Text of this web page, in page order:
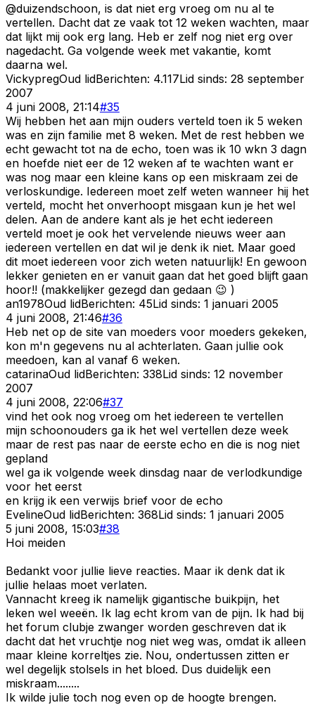
@duizendschoon, is dat niet erg vroeg om nu al te
vertellen. Dacht dat ze vaak tot 12 weken wachten, maar
dat lijkt mij ook erg lang. Heb er zelf nog niet erg over
nagedacht. Ga volgende week met vakantie, komt
daarna wel.
VickypregOud lidBerichten: 4.117Lid sinds: 28 september
2007
4 juni 2008, 21:14#35
Wij hebben het aan mijn ouders verteld toen ik 5 weken
was en zijn familie met 8 weken. Met de rest hebben we
echt gewacht tot na de echo, toen was ik 10 wkn 3 dagn
en hoefde niet eer de 12 weken af te wachten want er
was nog maar een kleine kans op een miskraam zei de
verloskundige. Iedereen moet zelf weten wanneer hij het
verteld, mocht het onverhoopt misgaan kun je het wel
delen. Aan de andere kant als je het echt iedereen
verteld moet je ook het vervelende nieuws weer aan
iedereen vertellen en dat wil je denk ik niet. Maar goed
dit moet iedereen voor zich weten natuurlijk! En gewoon
lekker genieten en er vanuit gaan dat het goed blijft gaan
hoor!! (makkelijker gezegd dan gedaan 😉 )
an1978Oud lidBerichten: 45Lid sinds: 1 januari 2005
4 juni 2008, 21:46#36
Heb net op de site van moeders voor moeders gekeken,
kon m'n gegevens nu al achterlaten. Gaan jullie ook
meedoen, kan al vanaf 6 weken.
catarinaOud lidBerichten: 338Lid sinds: 12 november
2007
4 juni 2008, 22:06#37
vind het ook nog vroeg om het iedereen te vertellen
mijn schoonouders ga ik het wel vertellen deze week
maar de rest pas naar de eerste echo en die is nog niet
gepland
wel ga ik volgende week dinsdag naar de verlodkundige
voor het eerst
en krijg ik een verwijs brief voor de echo
EvelineOud lidBerichten: 368Lid sinds: 1 januari 2005
5 juni 2008, 15:03#38
Hoi meiden
Bedankt voor jullie lieve reacties. Maar ik denk dat ik
jullie helaas moet verlaten.
Vannacht kreeg ik namelijk gigantische buikpijn, het
leken wel weeën. Ik lag echt krom van de pijn. Ik had bij
het forum clubje zwanger worden geschreven dat ik
dacht dat het vruchtje nog niet weg was, omdat ik alleen
maar kleine korreltjes zie. Nou, ondertussen zitten er
wel degelijk stolsels in het bloed. Dus duidelijk een
miskraam........
Ik wilde julie toch nog even op de hoogte brengen.